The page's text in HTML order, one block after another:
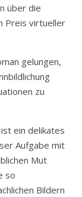
über die
Preis virtueller
gelungen,
zu
ein delikates
Aufgabe mit
Mut
so
Bildern